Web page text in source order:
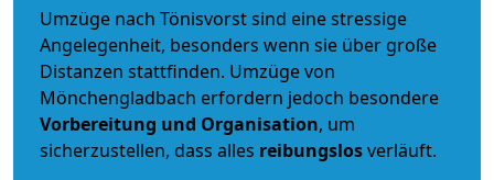
Umzüge nach Tönisvorst sind eine stressige
Angelegenheit, besonders wenn sie über große
Distanzen stattfinden. Umzüge von
Mönchengladbach erfordern jedoch besondere
Vorbereitung und Organisation, um
sicherzustellen, dass alles reibungslosverläuft.